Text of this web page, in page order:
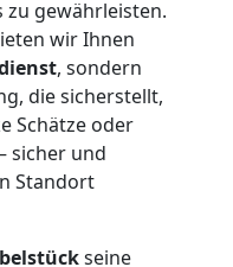
zu gewährleisten.
wir Ihnen
, sondern
die sicherstellt,
Schätze oder
sicher und
Standort
seine